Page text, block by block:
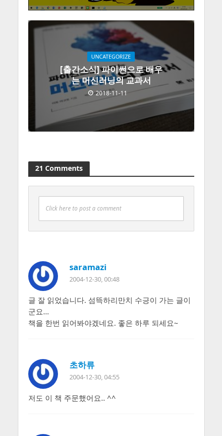
UNCATEGORIZE
[출간소식] 파이썬으로 배우
는 머신러닝의 교과서
2018-11-11
21 Comments
Click here to post a comment
saramazi
2004-12-30, 00:48
글 잘 읽었습니다. 섬뜩하리만치 수긍이 가는 글이
군요…
책을 한번 읽어봐야겠네요. 좋은 하루 되세요~
초하류
2004-12-30, 04:55
저도 이 책 주문했어요.. ^^